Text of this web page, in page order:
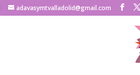
adavasymtvalladolid@gmail.com